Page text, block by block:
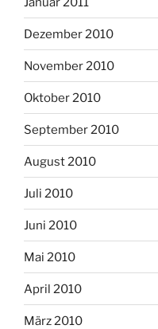
Dezember 2010
November 2010
Oktober 2010
September 2010
August 2010
Juli 2010
Juni 2010
Mai 2010
April 2010
März 2010